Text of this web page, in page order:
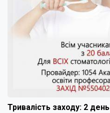
Тривалість заходу: 2 день